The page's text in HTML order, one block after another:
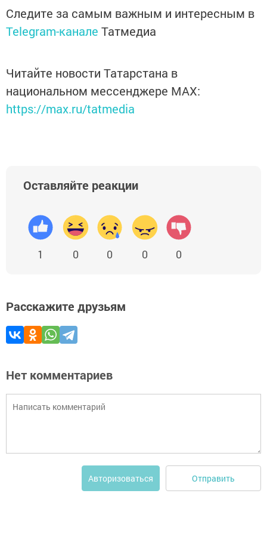
Следите за самым важным и интересным в
Telegram-канале Татмедиа
Читайте новости Татарстана в
национальном мессенджере MАХ:
https://max.ru/tatmedia
Оставляйте реакции
1 0 0 0 0
Расскажите друзьям
Нет комментариев
Авторизоваться Отправить